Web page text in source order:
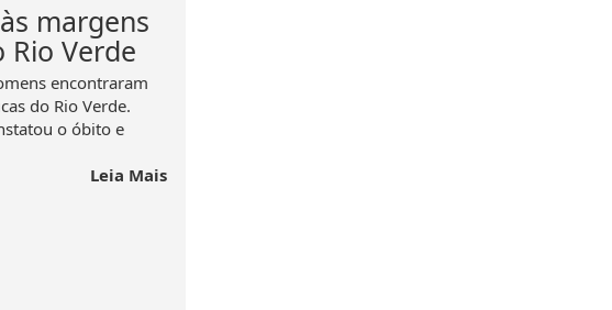
margens
Verde
encontraram
do Rio Verde.
o óbito e
Leia Mais